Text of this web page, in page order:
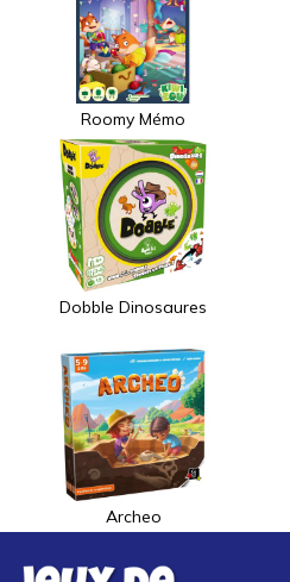
Roomy Mémo
Dobble Dinosaures
Archeo